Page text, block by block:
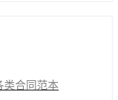
类合同范本